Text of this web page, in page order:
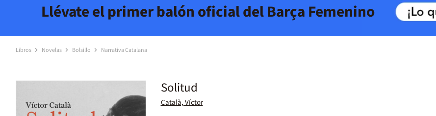
Llévate el primer balón oficial del Barça Femenino
Libros Novelas Bolsillo Narrativa Catalana
Solitud
Català, Víctor